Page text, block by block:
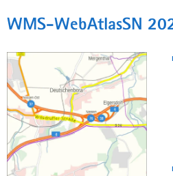
WMS-WebAtlasSN